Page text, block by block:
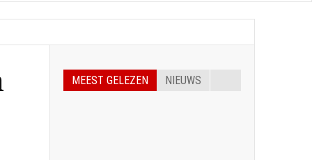
MEEST GELEZEN NIEUWS